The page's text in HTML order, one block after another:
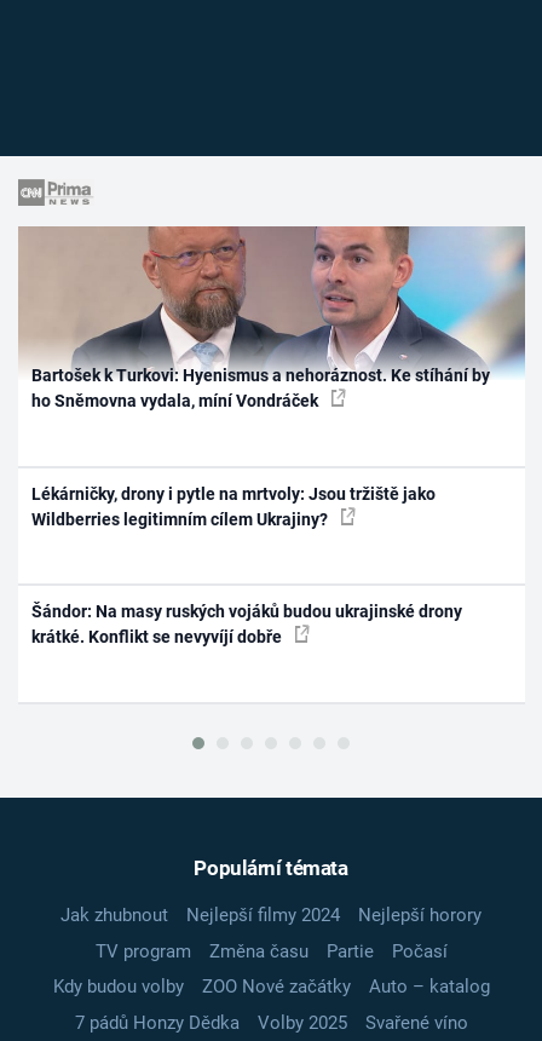
Bartošek k Turkovi: Hyenismus a nehoráznost. Ke stíhání by
ho Sněmovna vydala, míní Vondráček
Lékárničky, drony i pytle na mrtvoly: Jsou tržiště jako
Wildberries legitimním cílem Ukrajiny?
Šándor: Na masy ruských vojáků budou ukrajinské drony
krátké. Konflikt se nevyvíjí dobře
Populární témata
Jak zhubnout Nejlepší filmy 2024
Nejlepší horory
TV program
Změna času Partie
Počasí
Kdy budou volby
ZOO Nové začátky
Auto – katalog
7 pádů Honzy Dědka
Volby 2025 Svařené víno